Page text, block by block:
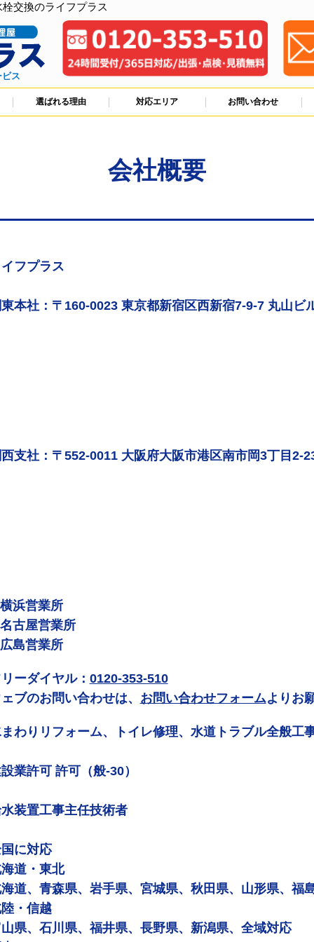
交換のライフプラス
ス
選ばれる理由 対応エリア お問い合わせ
会社概要
イフプラス
東本社：〒160-0023 東京都新宿区西新宿7-9-7 丸山ビ
西支社：〒552-0011 大阪府大阪市港区南市岡3丁目2-
浜営業所
古屋営業所
島営業所
ーダイヤル： 0120-353-510
ブのお問い合わせは、 お問い合わせフォームよりお
わりリフォーム、トイレ修理、水道トラブル全般工
業許可 許可（般-30）
装置工事主任技術者
に対応
道・東北
道、青森県、岩手県、宮城県、秋田県、山形県、福
・信越
県、石川県、福井県、長野県、新潟県、全域対応